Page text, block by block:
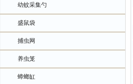
幼蚊采集勺
盛鼠袋
捕虫网
养虫笼
蟑螂缸